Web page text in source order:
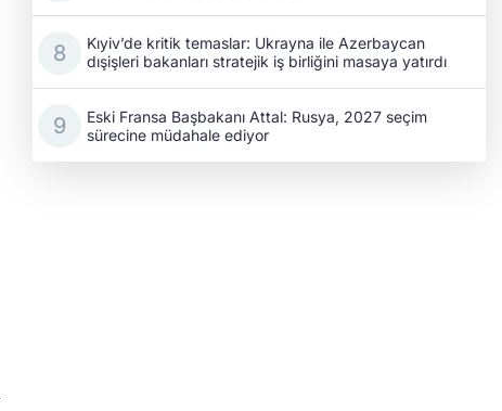
Kıyiv’de kritik temaslar: Ukrayna ile Azerbaycan
dışişleri bakanları stratejik iş birliğini masaya yatırdı
Eski Fransa Başbakanı Attal: Rusya, 2027 seçim
sürecine müdahale ediyor